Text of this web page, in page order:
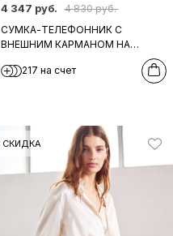
4 347 руб.
4 830 руб.
СУМКА-ТЕЛЕФОННИК С
ВНЕШНИМ КАРМАНОМ НА
СИНЕГО ЦВЕТА
217 на счет
СКИДКА